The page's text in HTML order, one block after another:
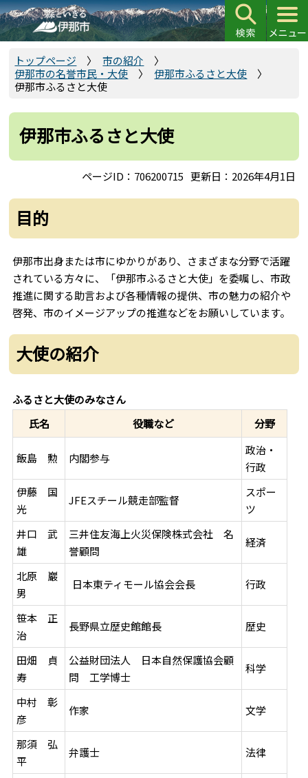
こ
の
ペ
先
トップページ
市の紹介
伊那市の名誉市民・大使
伊那市ふるさと大使
伊那市ふるさと大使
伊那市ふるさと大使
ページID：706200715 更新日：2026年4月1日
目的
伊那市出身または市にゆかりがあり、さまざまな分野で活躍
されている方々に、「伊那市ふるさと大使」を委嘱し、市政
推進に関する助言および各種情報の提供、市の魅力の紹介や
啓発、市のイメージアップの推進などをお願いしています。
大使の紹介
ふるさと大使のみなさん
氏名
役職など 分野
飯島 勲 内閣参与
政治・
行政
伊藤 国
光
JFEスチール競走部監督
スポー
ツ
井口 武
雄
三井住友海上火災保険株式会社 名
誉顧問
経済
北原 巖
男
日本東ティモール協会会長 行政
笹本 正
治
長野県立歴史館館長 歴史
田畑 貞
寿
公益財団法人 日本自然保護協会顧
問 工学博士
科学
中村 彰
彦
作家 文学
那須 弘
平
弁護士 法律